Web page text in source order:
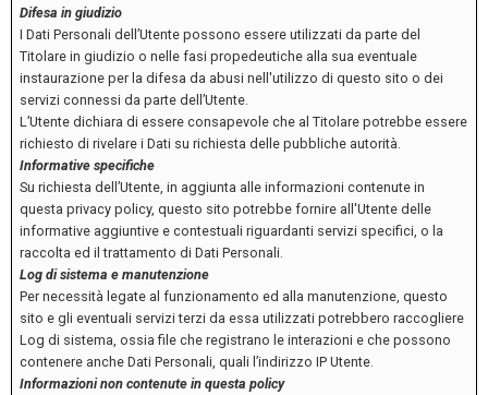
Difesa in giudizio
I Dati Personali dell’Utente possono essere utilizzati da parte del
Titolare in giudizio o nelle fasi propedeutiche alla sua eventuale
instaurazione per la difesa da abusi nell'utilizzo di questo sito o dei
servizi connessi da parte dell’Utente.
L’Utente dichiara di essere consapevole che al Titolare potrebbe essere
richiesto di rivelare i Dati su richiesta delle pubbliche autorità.
Informative specifiche
Su richiesta dell’Utente, in aggiunta alle informazioni contenute in
questa privacy policy, questo sito potrebbe fornire all'Utente delle
informative aggiuntive e contestuali riguardanti servizi specifici, o la
raccolta ed il trattamento di Dati Personali.
Log di sistema e manutenzione
Per necessità legate al funzionamento ed alla manutenzione, questo
sito e gli eventuali servizi terzi da essa utilizzati potrebbero raccogliere
Log di sistema, ossia file che registrano le interazioni e che possono
contenere anche Dati Personali, quali l’indirizzo IP Utente.
Informazioni non contenute in questa policy